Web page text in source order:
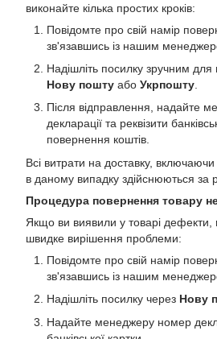
виконайте кілька простих кроків:
Повідомте про свій намір
зв'язавшись із нашим
Надішліть посилку зручним
Нову пошту або Укрпошту
Після відправлення, надайте
декларації та реквізити
повернення коштів.
Всі витрати на доставку, включаючи
в даному випадку здійснюються за
Процедура повернення товару
Якщо ви виявили у товарі дефекти,
швидке вирішення проблеми:
Повідомте про свій намір
зв'язавшись із нашим
Надішліть посилку через Нову
Надайте менеджеру номер